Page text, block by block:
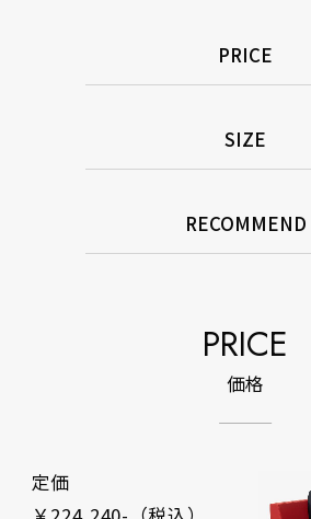
PRICE
SIZE
RECOMMEND
PRICE
価格
定価